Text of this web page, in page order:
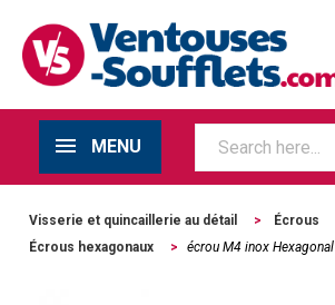
MENU
Visserie et quincaillerie au détail > Écrous
Écrous hexagonaux
> écrou M4 inox Hexagonal